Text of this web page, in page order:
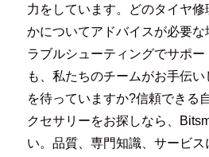
力をしています。どのタイヤ
かについてアドバイスが必要な
ラブルシューティングでサポ
も、私たちのチームがお手伝
を待っていますか?信頼できる
クセサリーをお探しなら、
い。品質、専門知識、サービス